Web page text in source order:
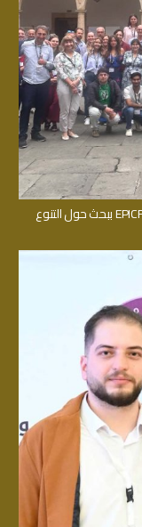
د. إباء فراح تشارك في المؤتمر السنوي الأول لـ EPICROPS ببحث حول التنوع